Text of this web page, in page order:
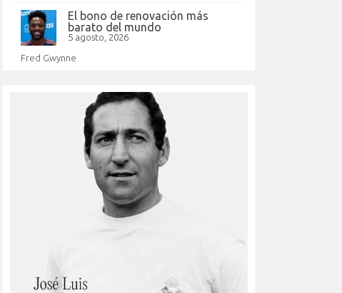
El bono de renovación más
barato del mundo
5 agosto, 2026
Fred Gwynne